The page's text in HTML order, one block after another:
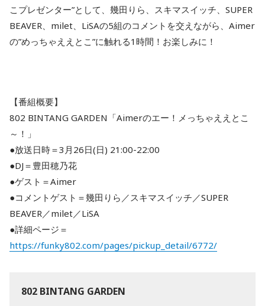
こプレゼンター”として、幾田りら、スキマスイッチ、SUPER
BEAVER、milet、LiSAの5組のコメントを交えながら、Aimer
の”めっちゃええとこ”に触れる1時間！お楽しみに！
【番組概要】
802 BINTANG GARDEN「Aimerのエー！メっちゃええとこ
～！」
●放送日時＝3月26日(日) 21:00-22:00
●DJ＝豊田穂乃花
●ゲスト＝Aimer
●コメントゲスト＝幾田りら／スキマスイッチ／SUPER
BEAVER／milet／LiSA
●詳細ページ＝
https://funky802.com/pages/pickup_detail/6772/
802 BINTANG GARDEN